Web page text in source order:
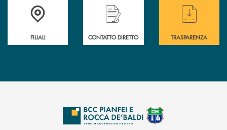
Trova la filiale più vicina a te
FILIALI
Hai bisogno di &nbsp; assistenza &nbsp;
CONTATTO DIRETTO
Hai bisogno di
TRASPARENZA